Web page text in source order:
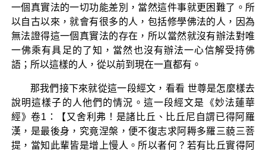
一個真實法的一切功能差別，當然這件事就更困難了。所
以自古以來，就會有很多的人，包括修學佛法的人，因為
無法證得這一個真實法的存在，所以當然就沒有辦法對唯
一佛乘有具足的了知，當然也沒有辦法一心信解受持佛
語；所以這樣的人，從以前到現在一直都有。
那我們接下來就從這一段經文，看看 世尊是怎麼樣去
說明這樣子的人他們的情況。這一段經文是《妙法蓮華
經》卷1：【又舍利弗！是諸比丘、比丘尼自謂已得阿羅
漢，是最後身，究竟涅槃，便不復志求阿耨多羅三藐三菩
提，當知此輩皆是增上慢人。所以者何？若有比丘實得阿